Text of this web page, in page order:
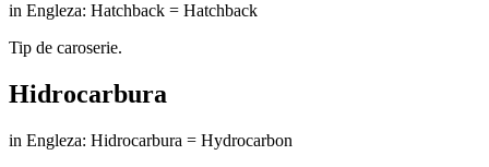
in Engleza: Hatchback = Hatchback
Tip de caroserie.
Hidrocarbura
in Engleza: Hidrocarbura = Hydrocarbon